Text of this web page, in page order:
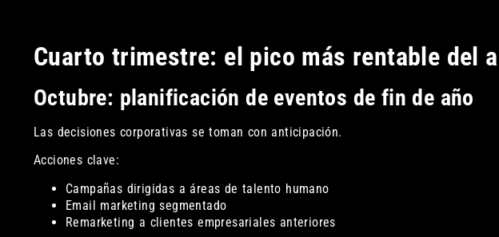
Cuarto trimestre: el pico más rentable del
Octubre: planificación de eventos de fin de año
Las decisiones corporativas se toman con anticipación.
Acciones clave:
Campañas dirigidas a áreas de talento humano
Email marketing segmentado
Remarketing a clientes empresariales anteriores